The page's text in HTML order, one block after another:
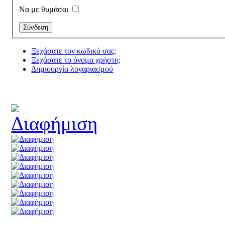
Να με θυμάσαι
Ξεχάσατε τον κωδικό σας;
Ξεχάσατε το όνομα χρήστη;
Δημιουργία λογαριασμού